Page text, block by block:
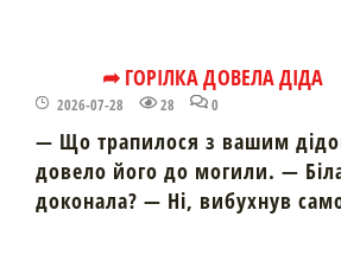
➦ ГОРІЛКА ДОВЕЛА ДІДА
2026-07-28 28 0
— Що трапилося з вашим
довело його до могили. —
доконала? — Ні, вибухнув